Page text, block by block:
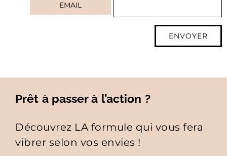
EMAIL
ENVOYER
Prêt à passer à l’action ?
Découvrez LA formule qui vous fera
vibrer selon vos envies !